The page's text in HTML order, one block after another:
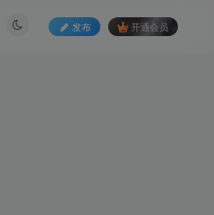
发布 开通会员